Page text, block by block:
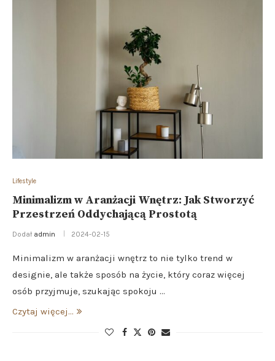
Lifestyle
Minimalizm w Aranżacji Wnętrz: Jak Stworzyć
Przestrzeń Oddychającą Prostotą
Dodał admin 2024-02-15
Minimalizm w aranżacji wnętrz to nie tylko trend w
designie, ale także sposób na życie, który coraz więcej
osób przyjmuje, szukając spokoju …
Czytaj więcej...